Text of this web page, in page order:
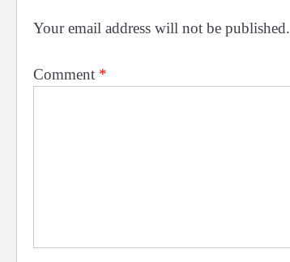
Your email address will not be published.
Comment *